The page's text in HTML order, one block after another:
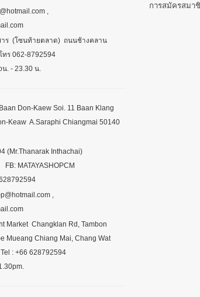
,
ร (โซนท้ายตลาด) ถนนช้างคลาน
ทร 062-8792594
. - 23.30 น.
Don-Kaew Soi. 11 Baan Klang
Keaw A.Saraphi Chiangmai 50140
(Mr.Thanarak Inthachai)
MATAYASHOPCM
,
Market Changklan Rd, Tambon
Mueang Chiang Mai, Chang Wat
: +66 628792594
การสมัครสมา